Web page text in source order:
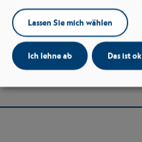
Lassen Sie mich wählen
Ich lehne ab Das ist ok